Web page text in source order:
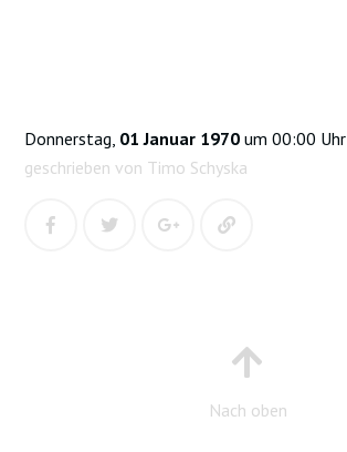
Donnerstag, 01 Januar 1970 um 00:00 Uhr
geschrieben von Timo Schyska
Nach oben